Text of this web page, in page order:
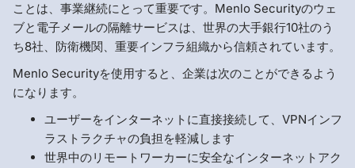
ことは、事業継続にとって重要です。Menlo Securityのウェ
ブと電子メールの隔離サービスは、世界の大手銀行10社のう
ち8社、防衛機関、重要インフラ組織から信頼されています。
Menlo Securityを使用すると、企業は次のことができるよう
になります。
ユーザーをインターネットに直接接続して、VPNインフ
ラストラクチャの負担を軽減します
世界中のリモートワーカーに安全なインターネットアク